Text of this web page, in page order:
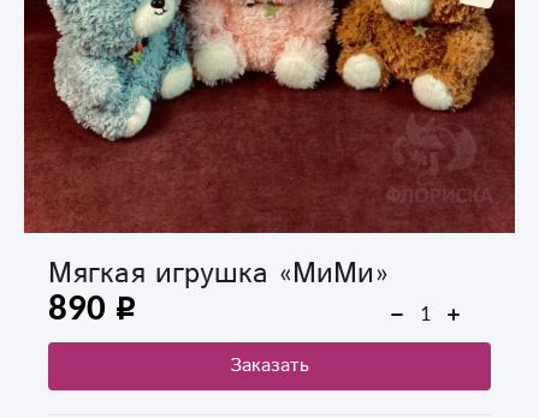
Мягкая игрушка «МиМи»
890
Заказать